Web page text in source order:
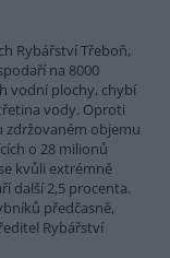
Rybářství Třeboň,
na 8000
vodní plochy, chybí
vody. Oproti
zdržovaném objemu
o 28 milionů
kvůli extrémně
další 2,5 procenta.
předčasně,
Rybářství